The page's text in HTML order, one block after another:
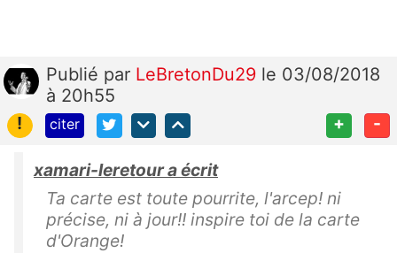
Publié par LeBretonDu29 le 03/08/2018
à 20h55
!
citer + -
xamari-leretour a écrit
Ta carte est toute pourrite, l'arcep! ni
précise, ni à jour!! inspire toi de la carte
d'Orange!